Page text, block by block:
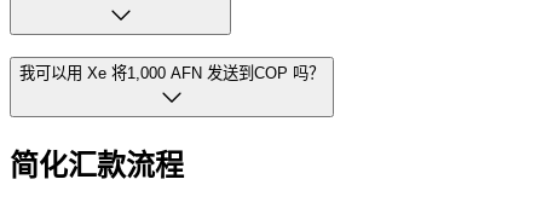
我可以用 Xe 将1,000 AFN 发送到COP 吗？
简化汇款流程